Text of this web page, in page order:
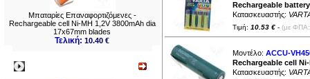
Μπαταρίες Επαναφορτιζόμενες -
Rechargeable cell Ni-MH 1,2V 3800mAh dia
17x67mm blades
Τελική:10.40 €
Rechargeable
Κατασκευαστής:
Τιμή: 10.53 € - (με
Μοντέλο: ACCU-
Rechargeable cell
Κατασκευαστής: